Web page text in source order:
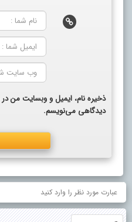
ذخیره نام، ایمیل و وبسایت من در
دیدگاهی می‌نویسم.